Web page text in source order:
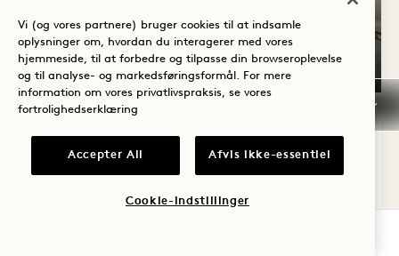
1 / 11
GRUNDPLAN 1286THE
360°-RUNDVISNING 1286
GALLERI 1286THE
Ved havet
Retreat Collection
Vi (og vores partnere) bruger cookies til at indsamle
oplysninger om, hvordan du interagerer med vores
hjemmeside, til at forbedre og tilpasse din browseroplevelse
og til analyse- og markedsføringsformål. For mere
information om vores privatlivspraksis, se vores
fortrolighedserklæring
Accepter All Afvis ikke-essentiel
Cookie-indstillinger